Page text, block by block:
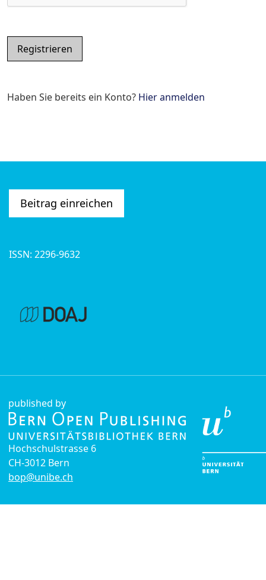
Registrieren
Haben Sie bereits ein Konto? Hier anmelden
Beitrag einreichen
ISSN: 2296-9632
published by
Hochschulstrasse 6
CH-3012 Bern
bop@unibe.ch